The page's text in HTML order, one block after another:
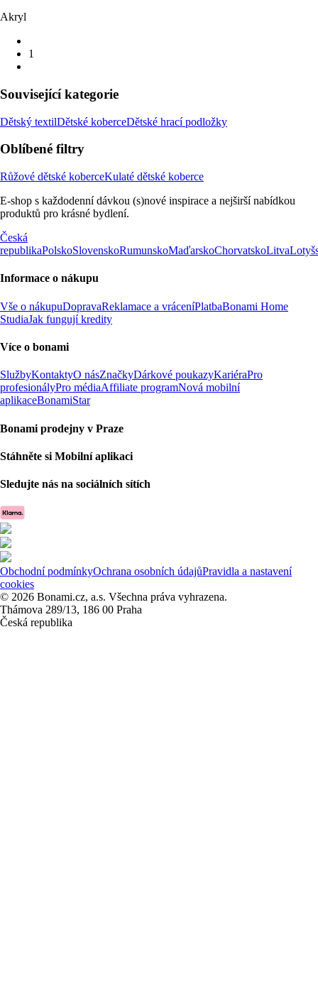
Akryl
1
Související kategorie
Dětský textilDětské koberceDětské hrací podložky
Oblíbené filtry
Růžové dětské koberceKulaté dětské koberce
E-shop s každodenní dávkou (s)nové inspirace a nejširší nabídkou
produktů pro krásné bydlení.
Česká
republikaPolskoSlovenskoRumunskoMaďarskoChorvatskoLitva
Informace o nákupu
Vše o nákupuDopravaReklamace a vráceníPlatbaBonami Home
StudiaJak fungují kredity
Více o bonami
SlužbyKontaktyO násZnačkyDárkové poukazyKariéraPro
profesionályPro médiaAffiliate programNová mobilní
aplikaceBonamiStar
Bonami prodejny v Praze
Stáhněte si Mobilní aplikaci
Sledujte nás na sociálních sítích
Obchodní podmínkyOchrana osobních údajůPravidla a nastavení
cookies
© 2026 Bonami.cz, a.s. Všechna práva vyhrazena.
Thámova 289/13, 186 00 Praha
Česká republika